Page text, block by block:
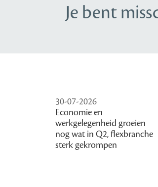
Je bent
30-07-2026
Economie en
werkgelegenheid groeien
nog wat in Q2, flexbranche
sterk gekrompen